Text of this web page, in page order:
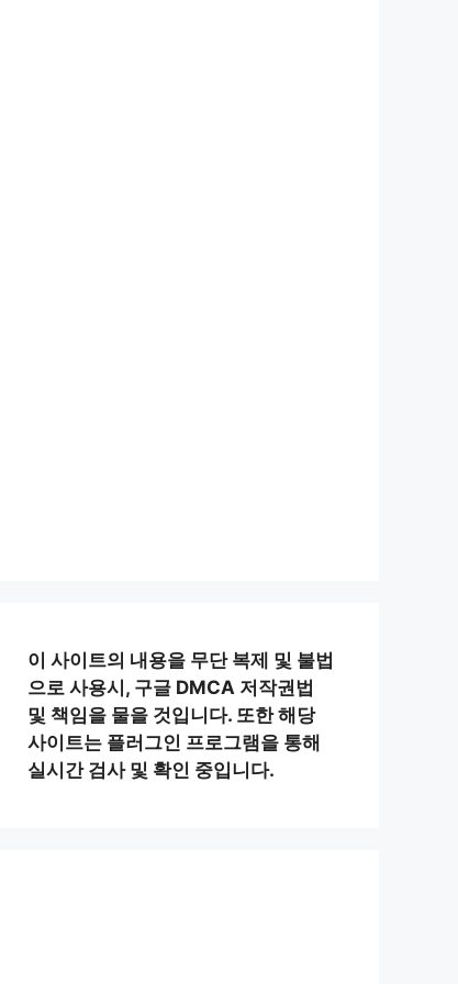
이 사이트의 내용을 무단 복제 및 불법
으로 사용시, 구글 DMCA 저작권법
및 책임을 물을 것입니다. 또한 해당
사이트는 플러그인 프로그램을 통해
실시간 검사 및 확인 중입니다.